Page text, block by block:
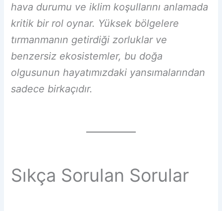
hava durumu ve iklim koşullarını anlamada
kritik bir rol oynar. Yüksek bölgelere
tırmanmanın getirdiği zorluklar ve
benzersiz ekosistemler, bu doğa
olgusunun hayatımızdaki yansımalarından
sadece birkaçıdır.
Sıkça Sorulan Sorular